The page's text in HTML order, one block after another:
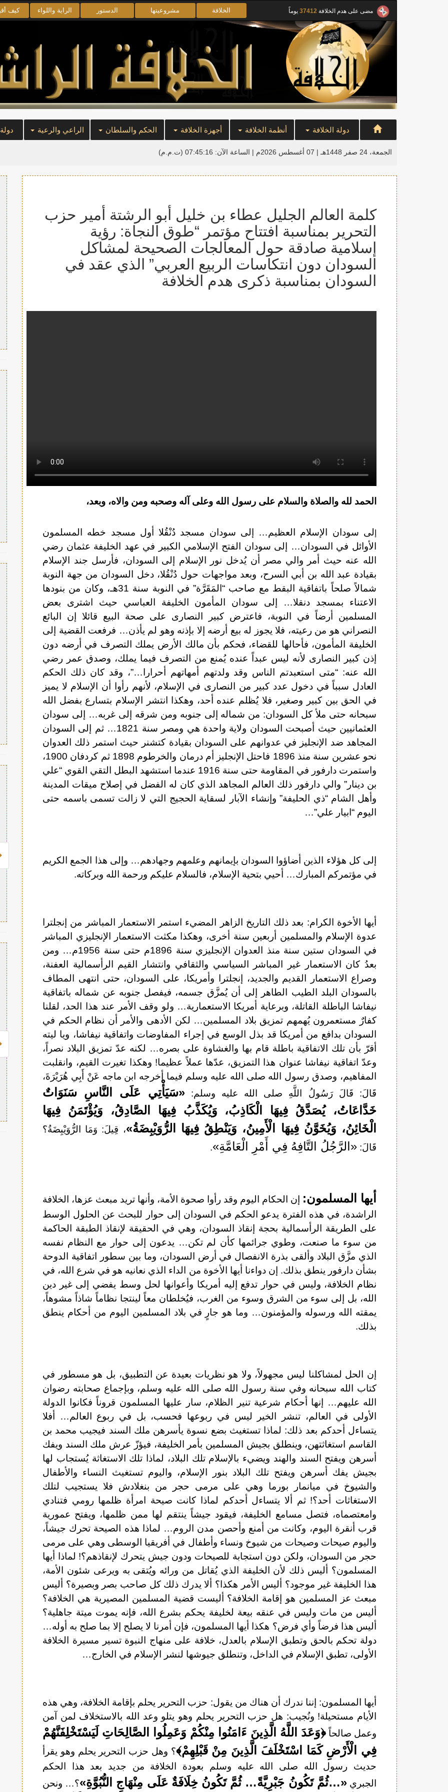
مضى على هدم الخلافة 37412 يوماً الخلافة مشروعيتها الدستور الراية واللواء كيف
دولة الخلافة أنظمة الخلافة أجهزة الخلافة الحكم والسلطان الراعي والرعية
الجمعة، 24 صفر 1448هـ | 07 أغسطس 2026م | الساعة الآن: 07:45:17 (ت.م.م)
كلمة العالم الجليل عطاء بن خليل أبو الرشتة أمير حزب
التحرير بمناسبة افتتاح مؤتمر “طوق النجاة: رؤية
إسلامية صادقة حول المعالجات الصحيحة لمشاكل
السودان دون انتكاسات الربيع العربي” الذي عقد في
السودان بمناسبة ذكرى هدم الخلافة
الحمد لله والصلاة والسلام على رسول الله وعلى آله وصحبه ومن والاه، وبعد،
لى سودان الإسلام العظيم… إلى سودان مسجد دُنْقُلا أول مسجد خطه المسلمون
الأوائل في السودان… إلى سودان الفتح الإسلامي الكبير في عهد الخليفة عثمان رضي
الله عنه حيث أمر والي مصر أن يُدخل نور الإسلام إلى السودان، فأرسل جند الإسلام
بقيادة عبد الله بن أبي السرح، وبعد مواجهات حول دُنْقُلا، دخل السودان من جهة النوبة
شمالاً صلحاً باتفاقية البقط مع صاحب “المَقَرَّة” في النوبة سنة 31هـ، وكان من بنودها
الاعتناء بمسجد دنقلا… إلى سودان المأمون الخليفة العباسي حيث اشترى بعض
المسلمين أرضاً في النوبة، فاعترض كبير النصارى على صحة البيع قائلا إن البائع
النصراني هو من رعيته، فلا يجوز له بيع أرضه إلا بإذنه وهو لم يأذن… فرفعت القضية إلى
الخليفة المأمون، فأحالها للقضاء، فحكم بأن مالك الأرض يملك التصرف في أرضه دون
إذن كبير النصارى لأنه ليس عبداً عنده يُمنع من التصرف فيما يملك، وصدق عمر رضي
الله عنه: “متى استعبدتم الناس وقد ولدتهم أمهاتهم أحرارا…”، وقد كان ذلك الحكم
العادل سبباً في دخول عدد كبير من النصارى في الإسلام، لأنهم رأوا أن الإسلام لا يميز
في الحق بين كبير وصغير، فلا يُظلم عنده أحد، وهكذا انتشر الإسلام بتسارع بفضل الله
سبحانه حتى ملأ كل السودان: من شماله إلى جنوبه ومن شرقه إلى غربه… إلى سودان
العثمانيين حيث أصبحت السودان ولاية واحدة هي ومصر سنة 1821… ثم إلى السودان
المجاهد ضد الإنجليز في عدوانهم على السودان بقيادة كتشنر حيث استمر ذلك العدوان
نحو عشرين سنة منذ 1896 فاحتل الإنجليز أم درمان والخرطوم 1898 ثم كردفان 1900،
واستمرت دارفور في المقاومة حتى سنة 1916 عندما استشهد البطل التقي القوي “علي
بن دينار” والي دارفور ذلك العالم المجاهد الذي كان له الفضل في إصلاح ميقات المدينة
وأهل الشام “ذي الحليفة” وإنشاء الآبار لسقاية الحجيج التي لا زالت تسمى باسمه حتى
اليوم “ابيار علي”…
إلى كل هؤلاء الذين أضاؤوا السودان بإيمانهم وعلمهم وجهادهم… وإلى هذا الجمع الكريم
في مؤتمركم المبارك… أحيي بتحية الإسلام، فالسلام عليكم ورحمة الله وبركاته.
أيها الأخوة الكرام: بعد ذلك التاريخ الزاهر المضيء استمر الاستعمار المباشر من إنجلترا
عدوة الإسلام والمسلمين أربعين سنة أخرى، وهكذا مكثت الاستعمار الإنجليزي المباشر
في السودان ستين سنة منذ العدوان الإنجليزي سنة 1896م حتى سنة 1956م… ومن
بعدُ كان الاستعمار غير المباشر السياسي والثقافي وانتشار القيم الرأسمالية العفنة،
وصراع الاستعمار القديم والجديد، إنجلترا وأمريكا، على السودان، حتى انتهى المطاف
بالسودان البلد الطيب الطاهر إلى أن يُمزَّق جسمه، فيفصل جنوبه عن شماله باتفاقية
نيفاشا الباطلة القاتلة، وبرعاية أمريكا الاستعمارية… ولو وقف الأمر عند هذا الحد، لقلنا
كفارٌ مستعمرون يُهمهم تمزيق بلاد المسلمين… لكن الأدهى والأمر أن نظام الحكم في
السودان بدافع من أمريكا قد بذل الوسع في إجراء المفاوضات واتفاقية نيفاشا، ويا ليته
أقرّ بأن تلك الاتفاقية باطلة قام بها والغشاوة على بصره… لكنه عدّ تمزيق البلاد نصراً،
وعدّ اتفاقية نيفاشا عنوان هذا التمزيق، عدّها عملاً عظيما! وهكذا تغيرت القيم، وانقلبت
المفاهيم، وصدق رسول الله صلى الله عليه وسلم فيما أخرجه ابن ماجه عَنْ أَبِي هُرَيْرَةَ،
قَالَ: قَالَ رَسُولُ اللَّهِ صلى الله عليه وسلم:«سَيَأْتِي عَلَى النَّاسِ سَنَوَاتٌ
خَدَّاعَاتُ، يُصَدَّقُ فِيهَا الْكَاذِبُ، وَيُكَذَّبُ فِيهَا الصَّادِقُ، وَيُؤْتَمَنُ فِيهَا
الْخَائِنُ، وَيُخَوَّنُ فِيهَا الْأَمِينُ، وَيَنْطِقُ فِيهَا الرُّوَيْبِضَةُ»، قِيلَ: وَمَا الرُّوَيْبِضَةُ؟
قَالَ: «الرَّجُلُ التَّافِهُ فِي أَمْرِ الْعَامَّةِ».
أيها المسلمون: إن الحكام اليوم وقد رأوا صحوة الأمة، وأنها تريد مبعث عزها، الخلافة
الراشدة، في هذه الفترة يدعو الحكم في السودان إلى حوار للبحث عن الحلول الوسط
على الطريقة الرأسمالية بحجة إنقاذ السودان، وهي في الحقيقة لإنقاذ الطبقة الحاكمة
من سوء ما صنعت، وطوي جرائمها كأن لم تكن… يدعون إلى حوار مع النظام نفسه
الذي مزَّق البلاد وألقى بذرة الانفصال في أرض السودان، وما بين سطور اتفاقية الدوحة
بشأن دارفور ينطق بذلك. إن دواءنا أيها الأخوة من الداء الذي نعانيه هو في شرع الله، في
نظام الخلافة، وليس في حوار تدفع إليه أمريكا وأعوانها لحل وسط يفضي إلى غير دين
الله، بل إلى سوء من الشرق وسوء من الغرب، فيُخلطان معاً لينتجا نظاماً شاذاً مشوهاً،
يمقته الله ورسوله والمؤمنون… وما هو جارٍ في بلاد المسلمين اليوم من أحكام ينطق
بذلك.
إن الحل لمشاكلنا ليس مجهولاً، ولا هو نظريات بعيدة عن التطبيق، بل هو مسطور في
كتاب الله سبحانه وفي سنة رسول الله صلى الله عليه وسلم، وبإجماع صحابته رضوان
الله عليهم… إنها أحكام شرعية تنير الظلام، سار عليها المسلمون قروناً فكانوا الدولة
الأولى في العالم، تنشر الخير ليس في ربوعها فحسب، بل في ربوع العالم… أفلا
يتساءل أحدكم بعد ذلك: لماذا تستغيث بضع نسوة يأسرهن ملك السند فيجيب محمد بن
القاسم استغاثتهن، وينطلق بجيش المسلمين بأمر الخليفة، فيؤزّ عرش ملك السند ويفك
أسرهن ويفتح السند والهند ويضيء بالإسلام تلك البلاد، لماذا تلك الاستغاثة يُستجاب لها
بجيش يفك أسرهن ويفتح تلك البلاد بنور الإسلام، واليوم تستغيث النساء والأطفال
والشيوخ في ميانمار بورما وهي على مرمى حجر من بنغلادش فلا يستجيب لتلك
الاستغاثات أحد؟! ثم ألا يتساءل أحدكم لماذا كانت صيحة امرأة ظلمها رومي فتنادي
وامعتصماه، فتصل مسامع الخليفة، فيقود جيشاً ينتقم لها ممن ظلمها، ويفتح عمورية
قرب أنقرة اليوم، وكانت من أمنع وأحصن مدن الروم… لماذا هذه الصيحة تحرك جيشاً،
واليوم صيحات وصيحات من شيوخ ونساء وأطفال في أفريقيا الوسطى وهي على مرمى
حجر من السودان، ولكن دون استجابة للصيحات ودون جيش يتحرك لإنقاذهم؟! لماذا أيها
المسلمون؟ أليس ذلك لأن الخليفة الذي يُقاتل من ورائه ويُتقى به ويرعى شئون الأمة،
هذا الخليفة غير موجود؟ أليس الأمر هكذا؟ ألا يدرك ذلك كل صاحب بصر وبصيرة؟ أليس
مبعث عز المسلمين هو إقامة الخلافة؟ أليست قضية المسلمين المصيرية هي الخلافة؟
أليس من مات وليس في عنقه بيعة لخليفة يحكم بشرع الله، فإنه يموت ميتة جاهلية؟
أليس هذا فرضاً وأي فرض؟ هكذا أيها المسلمون، فإن أمرنا لا يصلح إلا بما صلح به أوله…
دولة تحكم بالحق وتطبق الإسلام بالعدل، خلافة على منهاج النبوة تسير مسيرة الخلافة
الأولى، تطبق الإسلام في الداخل، وتنطلق جيوشها لنشر الإسلام في الخارج…
أيها المسلمون: إننا ندرك أن هناك من يقول: حزب التحرير يحلم بإقامة الخلافة، وهي هذه
الأيام مستحيلة! ونُجيب: هل حزب التحرير يحلم وهو يتلو وعد الله بالاستخلاف لمن آمن
وعمل صالحاً﴿وَعَدَ اللَّهُ الَّذِينَ ءَامَنُوا مِنْكُمْ وَعَمِلُوا الصَّالِحَاتِ لَيَسْتَخْلِفَنَّهُمْ
فِي الْأَرْضِ كَمَا اسْتَخْلَفَ الَّذِينَ مِنْ قَبْلِهِمْ﴾؟ وهل حزب التحرير يحلم وهو يقرأ
حديث رسول الله صلى الله عليه وسلم بعودة الخلافة من جديد بعد هذا الحكم
الجبري«…ثُمَّ تَكُونُ جَبْرِيَّةً… ثُمَّ تَكُونُ خِلَافَةٌ عَلَى مِنْهَاجِ النُّبُوَّةِ»؟… ونحن